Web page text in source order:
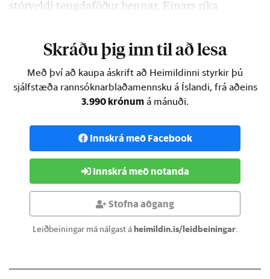
stórveldi tengdaföður hennar, Einars ríka
Skráðu þig inn til að lesa
Með því að kaupa áskrift að Heimildinni styrkir þú
sjálfstæða rannsóknarblaðamennsku á Íslandi, frá aðeins
3.990 krónum á mánuði.
Innskrá með Facebook
Innskrá með notanda
Stofna aðgang
Leiðbeiningar má nálgast áheimildin.is/leidbeiningar.